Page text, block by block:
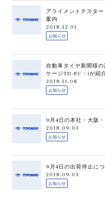
アライメントテス
案内
2018.12.01
お知らせ
自動車タイヤ新聞様
ケージTD-PC・iが紹
2018.11.08
お知らせ
9月4日の本社・大阪
2018.09.03
お知らせ
9月4日の出荷停止に
2018.09.03
お知らせ